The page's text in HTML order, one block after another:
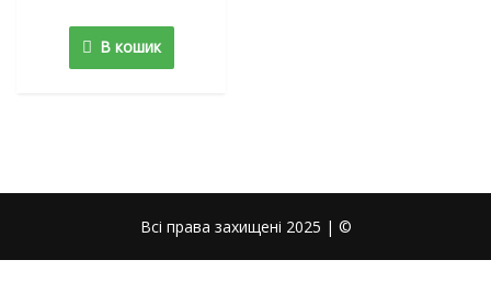
5
В кошик
Всі права захищені 2025 | ©